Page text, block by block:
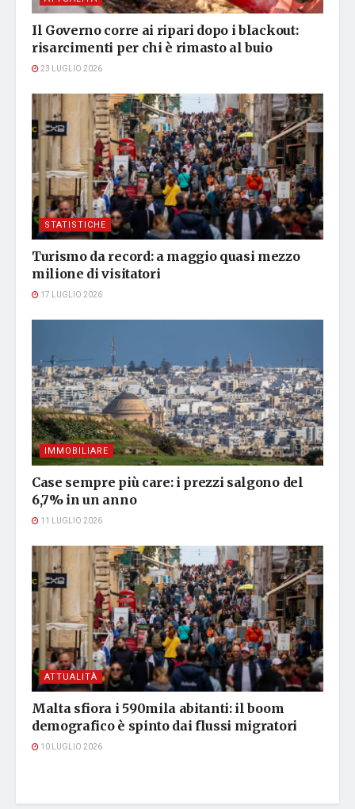
Il Governo corre ai ripari dopo i blackout:
risarcimenti per chi è rimasto al buio
23 LUGLIO 2026
STATISTICHE
Turismo da record: a maggio quasi mezzo
milione di visitatori
17 LUGLIO 2026
IMMOBILIARE
Case sempre più care: i prezzi salgono del
6,7% in un anno
11 LUGLIO 2026
ATTUALITÀ
Malta sfiora i 590mila abitanti: il boom
demografico è spinto dai flussi migratori
10 LUGLIO 2026